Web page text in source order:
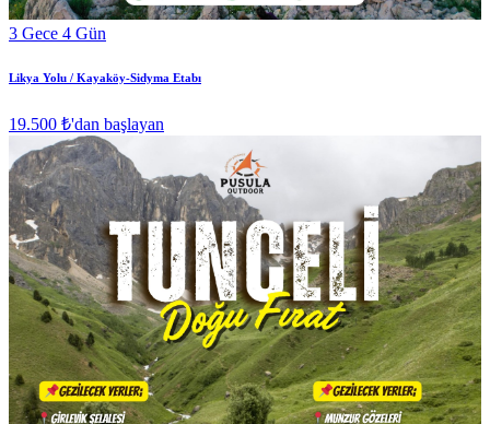
3 Gece 4 Gün
Likya Yolu / Kayaköy-Sidyma Etabı
19.500 ₺'dan başlayan